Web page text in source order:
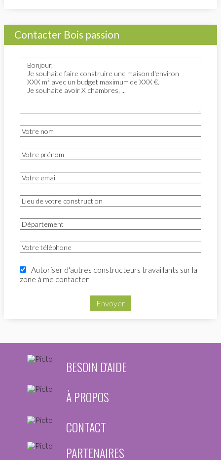
Contacter Bois passion
Autoriser d'autres constructeurs travaillants sur la
zone à me contacter
Envoyer
BESOIN D'AIDE
À PROPOS
CONTACT
PARTENAIRES